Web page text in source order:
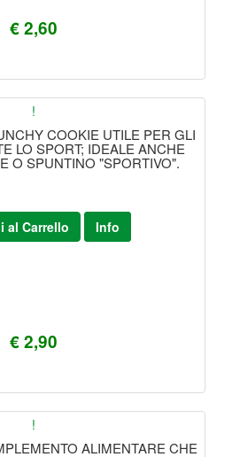
€ 2,60
!
COOKIE UTILE PER GLI
LO SPORT; IDEALE ANCHE
O SPUNTINO "SPORTIVO".
€ 2,90
al Carrello Info
!
ALIMENTARE CHE